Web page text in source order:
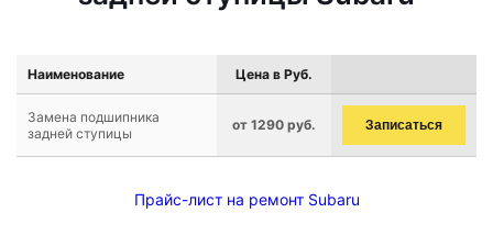
Наименование Цена в Руб.
Замена подшипника
задней ступицы
от 1290 руб. Записаться
Прайс-лист на ремонт Subaru